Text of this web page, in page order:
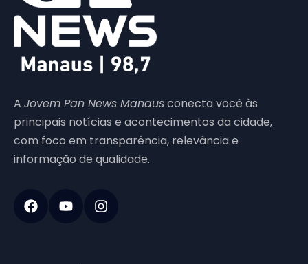
A Jovem Pan News Manausconecta você às
principais notícias e acontecimentos da cidade,
com foco em transparência, relevância e
informação de qualidade.